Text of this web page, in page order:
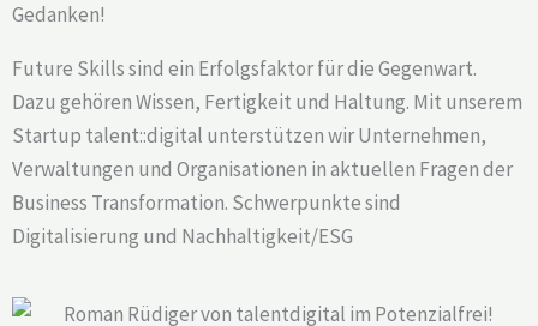
Gedanken!
Future Skills sind ein Erfolgsfaktor für die Gegenwart.
Dazu gehören Wissen, Fertigkeit und Haltung. Mit unserem
Startup talent::digital unterstützen wir Unternehmen,
Verwaltungen und Organisationen in aktuellen Fragen der
Business Transformation. Schwerpunkte sind
Digitalisierung und Nachhaltigkeit/ESG